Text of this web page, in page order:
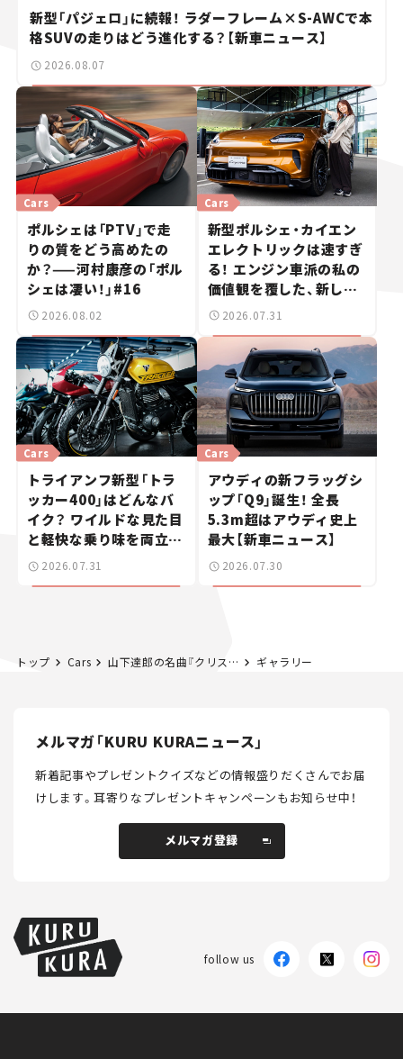
新型「パジェロ」に続報！ ラダーフレーム×S-AWCで本
格SUVの走りはどう進化する？【新車ニュース】
2026.08.07
ポルシェは「PTV」で走
りの質をどう高めたの
か？——河村康彦の「ポル
シェは凄い！」#16
Cars
2026.08.02
新型ポルシェ・カイエン
エレクトリックは速すぎ
る！ エンジン車派の私の
価値観を覆した、新しい
ポルシェの走り。
Cars
2026.07.31
トライアンフ新型「トラ
ッカー400」はどんなバ
イク？ ワイルドな見た目
と軽快な乗り味を両立し
た400ccフラットトラッ
Cars
2026.07.31
アウディの新フラッグシ
ップ「Q9」誕生！ 全長
5.3m超はアウディ史上
最大【新車ニュース】
Cars
2026.07.30
トップ Cars 山下達郎の名曲『クリスマス・イブ』は、どうやって生まれたのか？ ギャラリー
メルマガ「KURU KURAニュース」
新着記事やプレゼントクイズなどの情報盛りだくさんでお届
けします。耳寄りなプレゼントキャンペーンもお知らせ中！
メルマガ登録
follow us